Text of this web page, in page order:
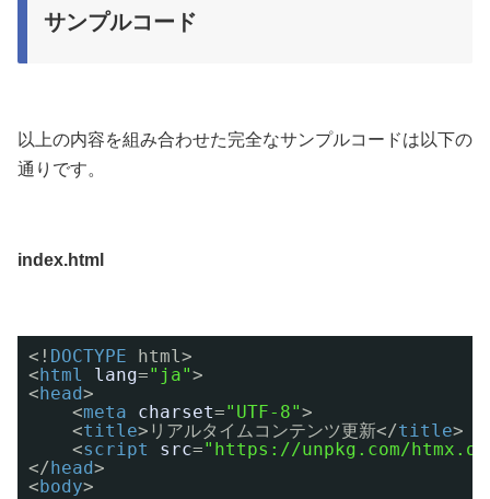
サンプルコード
以上の内容を組み合わせた完全なサンプルコードは以下の
通りです。
index.html
<! DOCTYPE
html>
< html lang="ja">
< head>
<meta charset="UTF-8">
<title>リアルタイムコンテンツ更新</title>
<script src="https://unpkg.com/
</ head>
< body>